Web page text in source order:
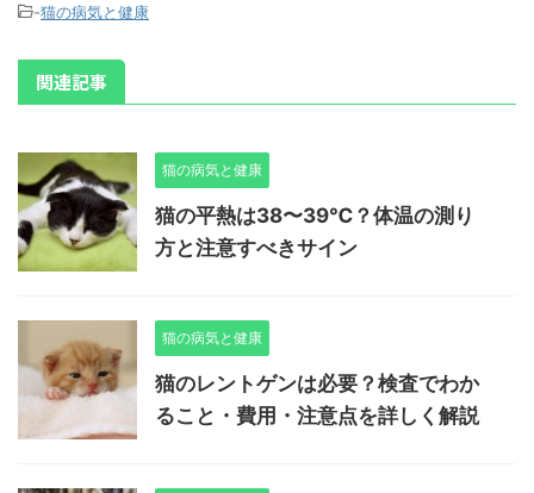
-猫の病気と健康
関連記事
猫の病気と健康
猫の平熱は38〜39℃？体温の測り
方と注意すべきサイン
猫の病気と健康
猫のレントゲンは必要？検査でわか
ること・費用・注意点を詳しく解説